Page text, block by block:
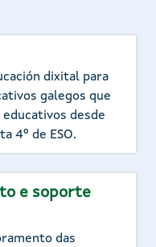
dixital para
galegos que
educativos desde
4º de ESO.
e soporte
das